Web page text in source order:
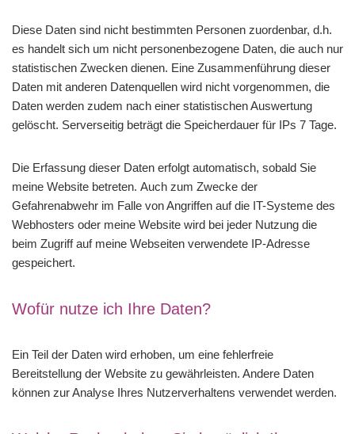
Diese Daten sind nicht bestimmten Personen zuordenbar, d.h.
es handelt sich um nicht personenbezogene Daten, die auch nur
statistischen Zwecken dienen. Eine Zusammenführung dieser
Daten mit anderen Datenquellen wird nicht vorgenommen, die
Daten werden zudem nach einer statistischen Auswertung
gelöscht. Serverseitig beträgt die Speicherdauer für IPs 7 Tage.
Die Erfassung dieser Daten erfolgt automatisch, sobald Sie
meine Website betreten. Auch zum Zwecke der
Gefahrenabwehr im Falle von Angriffen auf die IT-Systeme des
Webhosters oder meine Website wird bei jeder Nutzung die
beim Zugriff auf meine Webseiten verwendete IP-Adresse
gespeichert.
Wofür nutze ich Ihre Daten?
Ein Teil der Daten wird erhoben, um eine fehlerfreie
Bereitstellung der Website zu gewährleisten. Andere Daten
können zur Analyse Ihres Nutzerverhaltens verwendet werden.